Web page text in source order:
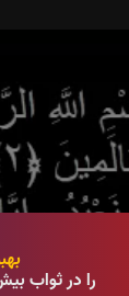
را در ثواب